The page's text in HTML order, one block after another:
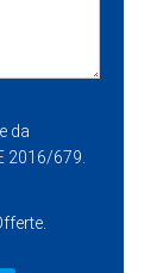
da
2016/679.